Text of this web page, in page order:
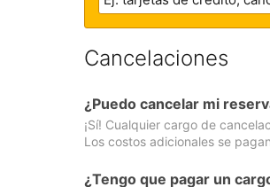
Cancelaciones
¿Puedo cancelar mi
¡Sí! Cualquier cargo de
Los costos adicionales se
¿Tengo que pagar un